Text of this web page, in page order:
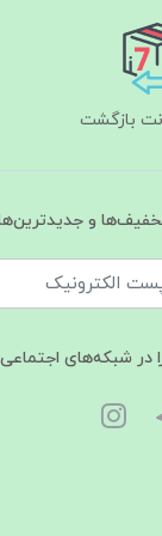
و
در شبکه‌های